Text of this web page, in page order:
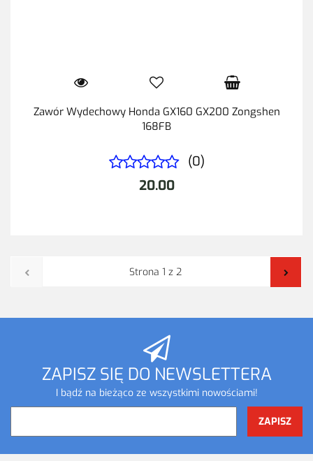
Zawór Wydechowy Honda GX160 GX200 Zongshen
168FB
(0)
20.00
ZAPISZ SIĘ DO NEWSLETTERA
I bądź na bieżąco ze wszystkimi nowościami!